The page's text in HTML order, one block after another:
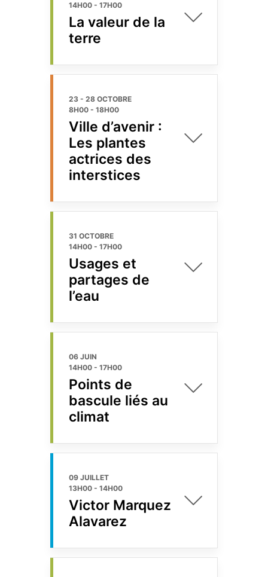
14H00 - 17H00
La valeur de la
terre
23 - 28 OCTOBRE
8H00 - 18H00
Ville d’avenir :
Les plantes
actrices des
interstices
31 OCTOBRE
14H00 - 17H00
Usages et
partages de
l’eau
06 JUIN
14H00 - 17H00
Points de
bascule liés au
climat
09 JUILLET
13H00 - 14H00
Victor Marquez
Alavarez